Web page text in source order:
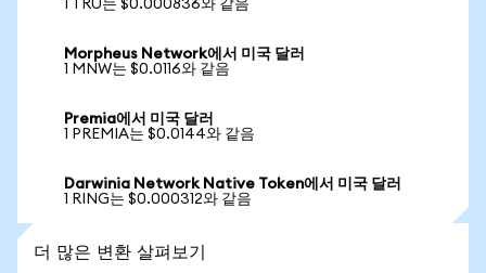
1 TRU는 $0.000836와 같음
Morpheus Network에서 미국 달러
1 MNW는 $0.0116와 같음
Premia에서 미국 달러
1 PREMIA는 $0.0144와 같음
Darwinia Network Native Token에서 미국 달러
1 RING는 $0.000312와 같음
더 많은 변환 살펴보기